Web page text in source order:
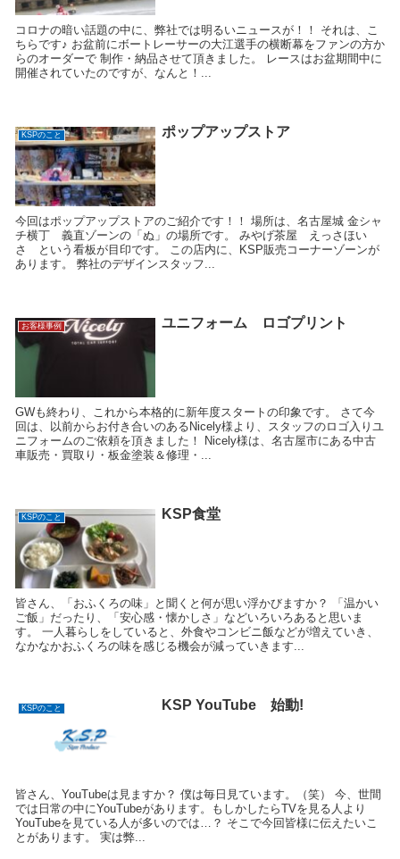
コロナの暗い話題の中に、弊社では明るいニュースが！！ それは、こ
ちらです♪ お盆前にボートレーサーの大江選手の横断幕をファンの方か
らのオーダーで 制作・納品させて頂きました。 レースはお盆期間中に
開催されていたのですが、なんと！...
KSPのこと ポップアップストア
今回はポップアップストアのご紹介です！！ 場所は、名古屋城 金シャ
チ横丁 義直ゾーンの「ぬ」の場所です。 みやげ茶屋 えっさほい
さ という看板が目印です。 この店内に、KSP販売コーナーゾーンが
あります。 弊社のデザインスタッフ...
お客様事例 ユニフォーム ロゴプリント
GWも終わり、これから本格的に新年度スタートの印象です。 さて今
回は、以前からお付き合いのあるNicely様より、スタッフのロゴ入りユ
ニフォームのご依頼を頂きました！ Nicely様は、名古屋市にある中古
車販売・買取り・板金塗装＆修理・...
KSPのこと KSP食堂
皆さん、「おふくろの味」と聞くと何が思い浮かびますか？ 「温かい
ご飯」だったり、「安心感・懐かしさ」などいろいろあると思いま
す。 一人暮らしをしていると、外食やコンビニ飯などが増えていき、
なかなかおふくろの味を感じる機会が減っていきます...
KSPのこと KSP YouTube 始動!
皆さん、YouTubeは見ますか？ 僕は毎日見ています。（笑） 今、世間
では日常の中にYouTubeがあります。もしかしたらTVを見る人より
YouTubeを見ている人が多いのでは…？ そこで今回皆様に伝えたいこ
とがあります。 実は弊...